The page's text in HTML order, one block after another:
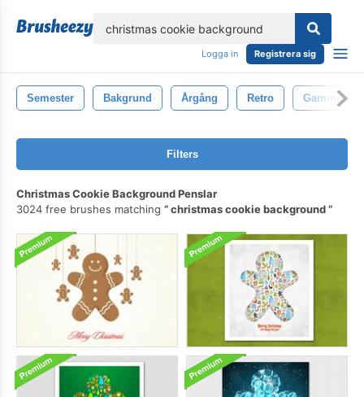
Logga in Registrera sig
Semester Bakgrund Årgång Retro Gammal
Filters
Christmas Cookie Background Penslar
3024 free brushes matching
christmas cookie background